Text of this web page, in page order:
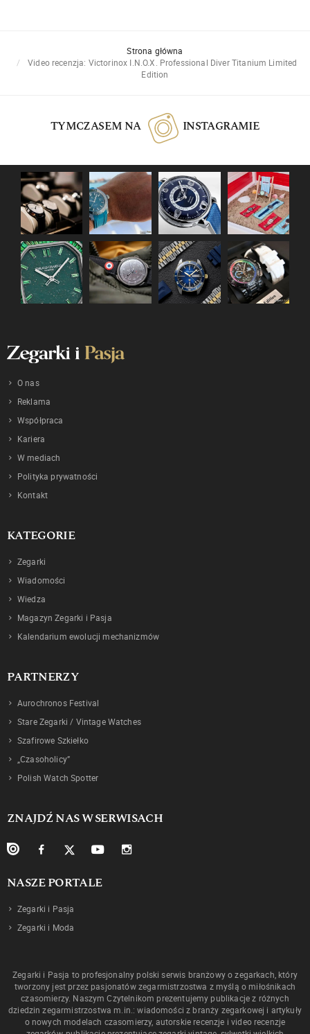
Strona główna
Video recenzja: Victorinox I.N.O.X. Professional Diver Titanium Limited
Edition
TYMCZASEM NA INSTAGRAMIE
O nas
Reklama
Współpraca
Kariera
W mediach
Polityka prywatności
Kontakt
KATEGORIE
Zegarki
Wiadomości
Wiedza
Magazyn Zegarki i Pasja
Kalendarium ewolucji mechanizmów
PARTNERZY
Aurochronos Festival
Stare Zegarki / Vintage Watches
Szafirowe Szkiełko
„Czasoholicy”
Polish Watch Spotter
ZNAJDŹ NAS W SERWISACH
NASZE PORTALE
Zegarki i Pasja
Zegarki i Moda
Zegarki i Pasja to profesjonalny polski serwis branżowy o zegarkach, który
tworzony jest przez pasjonatów zegarmistrzostwa z myślą o miłośnikach
czasomierzy. Naszym Czytelnikom prezentujemy publikacje z różnych
dziedzin zegarmistrzostwa m.in.: wiadomości z branży zegarkowej i artykuły
o nowych modelach czasomierzy, autorskie recenzje i video recenzje